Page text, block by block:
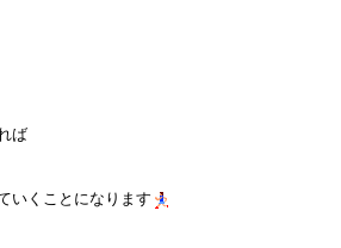
ば
いくことになります